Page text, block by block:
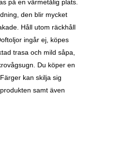
på en värmetålig plats.
den blir mycket
Håll utom räckhåll
ingår ej, köpes
trasa och mild såpa,
Du köper en
kan skilja sig
samt även